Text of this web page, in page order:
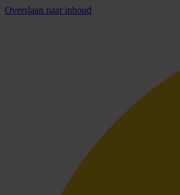
Overslaan naar inhoud